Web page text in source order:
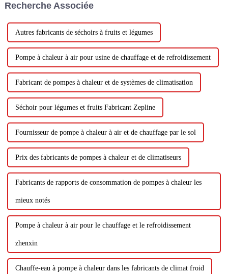
Recherche Associée
Autres fabricants de séchoirs à fruits et légumes
Pompe à chaleur à air pour usine de chauffage et de refroidissement
Fabricant de pompes à chaleur et de systèmes de climatisation
Séchoir pour légumes et fruits Fabricant Zepline
Fournisseur de pompe à chaleur à air et de chauffage par le sol
Prix ​​des fabricants de pompes à chaleur et de climatiseurs
Fabricants de rapports de consommation de pompes à chaleur les
mieux notés
Pompe à chaleur à air pour le chauffage et le refroidissement
zhenxin
Chauffe-eau à pompe à chaleur dans les fabricants de climat froid